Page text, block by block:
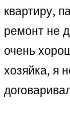
квартиру,
ремонт не
очень
хозяйка, я